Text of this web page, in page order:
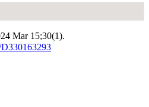
Mar 15;30(1).